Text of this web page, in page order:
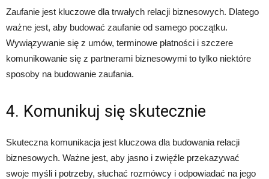
Zaufanie jest kluczowe dla trwałych relacji biznesowych. Dlatego
ważne jest, aby budować zaufanie od samego początku.
Wywiązywanie się z umów, terminowe płatności i szczere
komunikowanie się z partnerami biznesowymi to tylko niektóre
sposoby na budowanie zaufania.
4. Komunikuj się skutecznie
Skuteczna komunikacja jest kluczowa dla budowania relacji
biznesowych. Ważne jest, aby jasno i zwięźle przekazywać
swoje myśli i potrzeby, słuchać rozmówcy i odpowiadać na jego